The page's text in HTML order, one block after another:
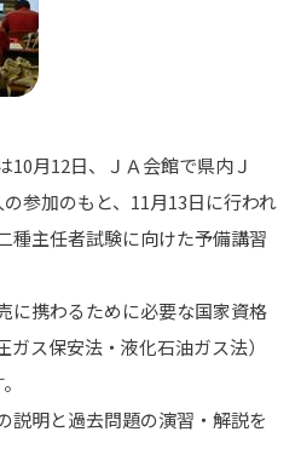
10月12日、ＪＡ会館で県内Ｊ
参加のもと、11月13日に行われ
種主任者試験に向けた予備講習
に携わるために必要な国家資格
ス保安法・液化石油ガス法）
説明と過去問題の演習・解説を